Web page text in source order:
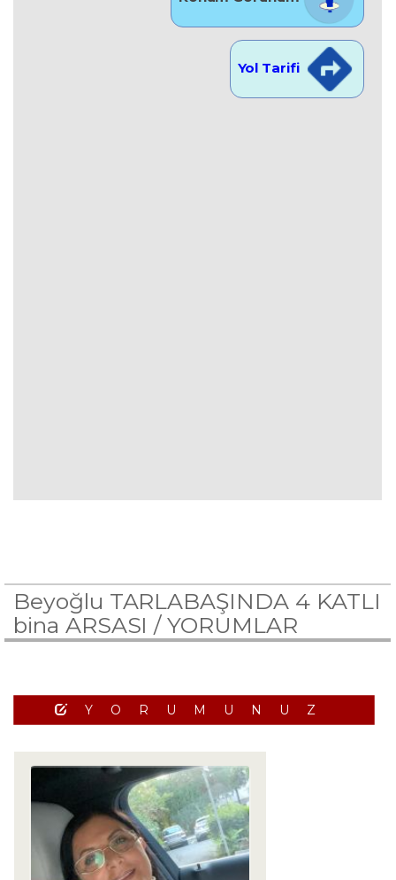
Yol Tarifi
Beyoğlu TARLABAŞINDA 4 KATLI
bina ARSASI /YORUMLAR
YORUMUNUZ